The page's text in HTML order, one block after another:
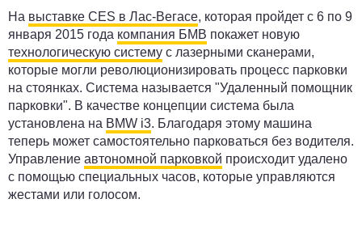
На выставке CES в Лас-Вегасе, которая пройдет с 6 по 9
января 2015 года компания БМВ покажет новую
технологическую систему с лазерными сканерами,
которые могли революционизировать процесс парковки
на стоянках. Система называется "Удаленный помощник
парковки". В качестве концепции система была
установлена на BMW i3. Благодаря этому машина
теперь может самостоятельно парковаться без водителя.
Управление автономной парковкой происходит удалено
с помощью специальных часов, которые управляются
жестами или голосом.